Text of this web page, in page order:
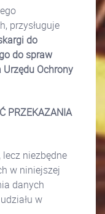
przysługuje
do
do spraw
Urzędu Ochrony
PRZEKAZANIA
niezbędne
w niniejszej
danych
w